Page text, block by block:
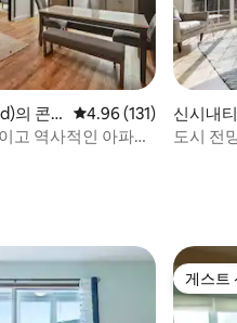
의 콘
평점 4.96점(5점 만점),
4.96 (131)
고 역사적인 아파트
신시내
미니엄
도시 전
게스트
게스트